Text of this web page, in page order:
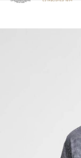
Clicca per